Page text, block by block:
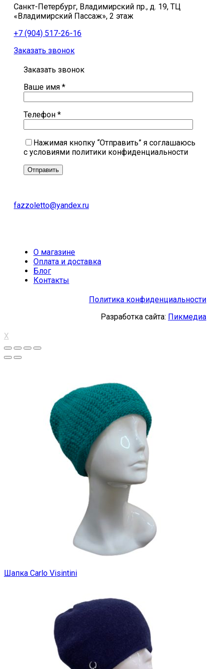
Санкт-Петербург, Владимирский пр., д. 19, ТЦ
«Владимирский Пассаж», 2 этаж
+7 (904) 517-26-16
Заказать звонок
Заказать звонок
Ваше имя *
Телефон *
Нажимая кнопку “Отправить” я соглашаюсь
с условиями политики конфиденциальности
fazzoletto@yandex.ru
О магазине
Оплата и доставка
Блог
Контакты
Политика конфиденциальности
Разработка сайта: Пикмедиа
X
Шапка Carlo Visintini